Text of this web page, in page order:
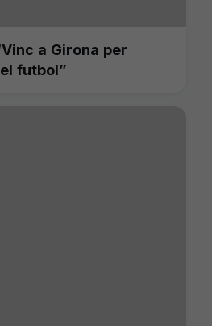
a Girona per
futbol”